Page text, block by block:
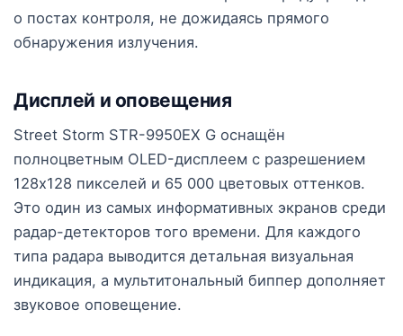
о постах контроля, не дожидаясь прямого
обнаружения излучения.
Дисплей и оповещения
Street Storm STR-9950EX G оснащён
полноцветным OLED-дисплеем с разрешением
128x128 пикселей и 65 000 цветовых оттенков.
Это один из самых информативных экранов среди
радар-детекторов того времени. Для каждого
типа радара выводится детальная визуальная
индикация, а мультитональный биппер дополняет
звуковое оповещение.